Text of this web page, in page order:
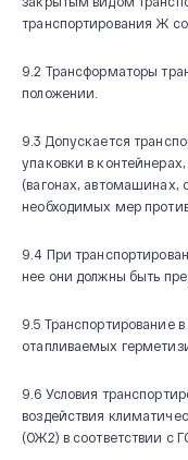
транспортирования Ж
9.2 Трансформаторы
положении.
9.3 Допускается
упаковки в
(вагонах, автомашинах,
необходимых мер
9.4 При
нее они должны быть
9.5 Транспортирование
отапливаемых
9.6 Условия
воздействия
(ОЖ2) в соответствии с